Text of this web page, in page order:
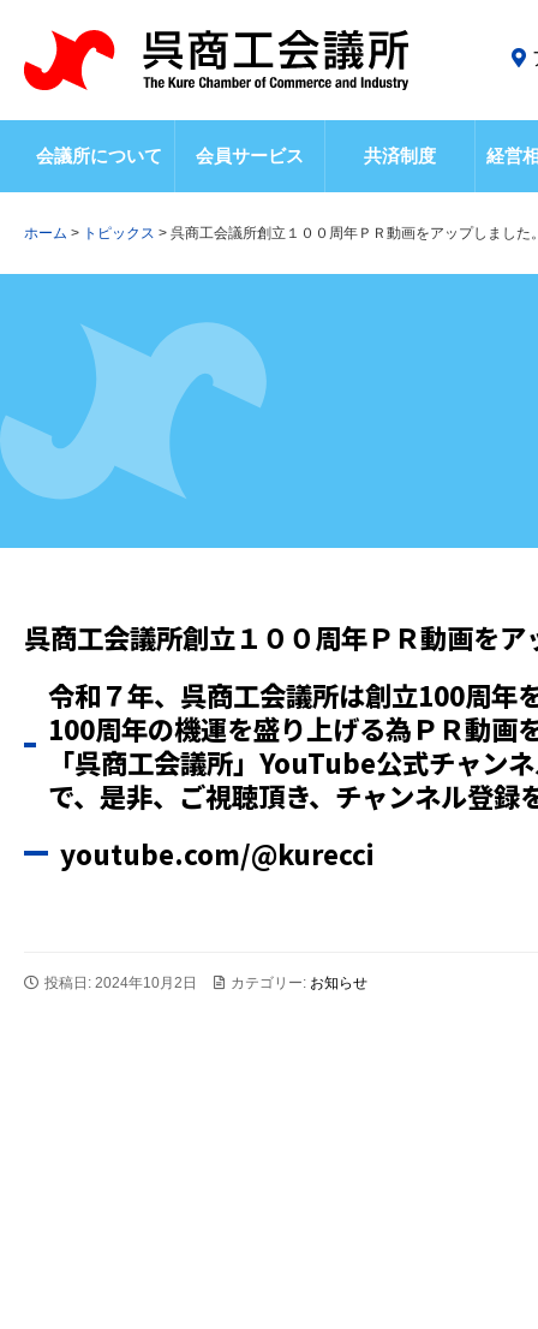
会議所について 会員サービス 共済制度 経営
ホーム > トピックス > 呉商工会議所創立１００周年ＰＲ動画をアップしました
呉商工会議所創立１００周年ＰＲ動画をア
令和７年、呉商工会議所は創立100周年
100周年の機運を盛り上げる為ＰＲ動画
「呉商工会議所」YouTube公式チャン
で、是非、ご視聴頂き、チャンネル登録
youtube.com/@kurecci
投稿日: 2024年10月2日 カテゴリー: お知らせ